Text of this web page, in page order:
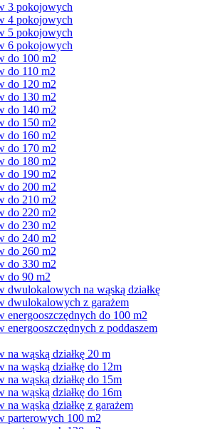
3 pokojowych
4 pokojowych
5 pokojowych
6 pokojowych
do 100 m2
do 110 m2
do 120 m2
do 130 m2
do 140 m2
do 150 m2
do 160 m2
do 170 m2
do 180 m2
do 190 m2
do 200 m2
do 210 m2
do 220 m2
do 230 m2
do 240 m2
do 260 m2
do 330 m2
do 90 m2
dwulokalowych na wąską działkę
dwulokalowych z garażem
energooszczędnych do 100 m2
energooszczędnych z poddaszem
na wąską działkę 20 m
na wąską działkę do 12m
na wąską działkę do 15m
na wąską działkę do 16m
na wąską działkę z garażem
parterowych 100 m2